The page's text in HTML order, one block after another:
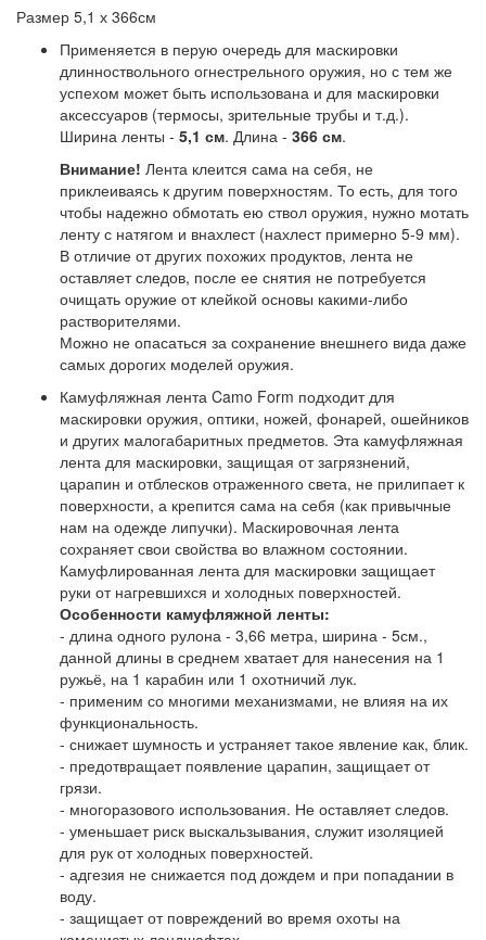
Размер 5,1 х 366см
Применяется в перую очередь для маскировки
длинноствольного огнестрельного оружия, но с тем же
успехом может быть использована и для маскировки
аксессуаров (термосы, зрительные трубы и т.д.).
Ширина ленты - 5,1 см. Длина - 366 см.
Внимание! Лента клеится сама на себя, не
приклеиваясь к другим поверхностям. То есть, для того
чтобы надежно обмотать ею ствол оружия, нужно мотать
ленту с натягом и внахлест (нахлест примерно 5-9 мм).
В отличие от других похожих продуктов, лента не
оставляет следов, после ее снятия не потребуется
очищать оружие от клейкой основы какими-либо
растворителями.
Можно не опасаться за сохранение внешнего вида даже
самых дорогих моделей оружия.
Камуфляжная лента Camo Form подходит для
маскировки оружия, оптики, ножей, фонарей, ошейников
и других малогабаритных предметов. Эта камуфляжная
лента для маскировки, защищая от загрязнений,
царапин и отблесков отраженного света, не прилипает к
поверхности, а крепится сама на себя (как привычные
нам на одежде липучки). Маскировочная лента
сохраняет свои свойства во влажном состоянии.
Камуфлированная лента для маскировки защищает
руки от нагревшихся и холодных поверхностей.
Особенности камуфляжной ленты:
- длина одного рулона - 3,66 метра, ширина - 5см.,
данной длины в среднем хватает для нанесения на 1
ружьё, на 1 карабин или 1 охотничий лук.
- применим со многими механизмами, не влияя на их
функциональность.
- снижает шумность и устраняет такое явление как, блик.
- предотвращает появление царапин, защищает от
грязи.
- многоразового использования. Не оставляет следов.
- уменьшает риск выскальзывания, служит изоляцией
для рук от холодных поверхностей.
- адгезия не снижается под дождем и при попадании в
воду.
- защищает от повреждений во время охоты на